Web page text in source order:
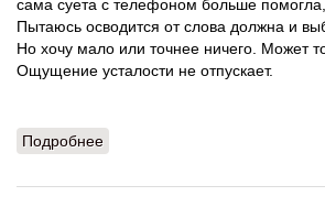
сама суета с телефоном больше
Пытаюсь осводится от слова должна и
Но хочу мало или точнее ничего. Может
Ощущение усталости не отпускает.
Подробнее